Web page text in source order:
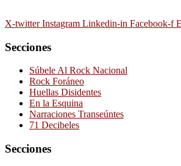
X-twitter Instagram Linkedin-in Facebook-f
Secciones
Súbele Al Rock Nacional
Rock Foráneo
Huellas Disidentes
En la Esquina
Narraciones Transeúntes
71 Decibeles
Secciones